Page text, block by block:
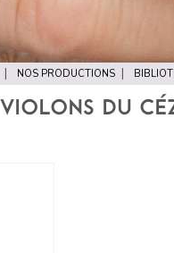
NOS PRODUCTIONS
VIOLONS DU